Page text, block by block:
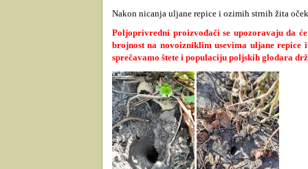
Nakon nicanja uljane repice i ozimih strnih žita
Poljoprivredni proizvođači se upozoravaju da
brojnost na novoizniklim usevima uljane repice
sprečavamo štete i populaciju poljskih glodara